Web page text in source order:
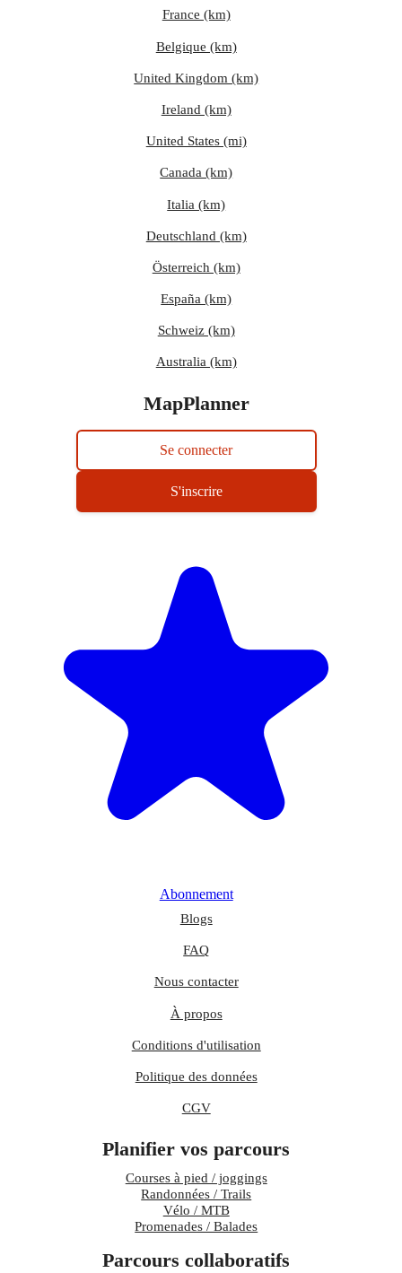
France (km)
Belgique (km)
United Kingdom (km)
Ireland (km)
United States (mi)
Canada (km)
Italia (km)
Deutschland (km)
Österreich (km)
España (km)
Schweiz (km)
Australia (km)
MapPlanner
Se connecter
S'inscrire
Abonnement
Blogs
FAQ
Nous contacter
À propos
Conditions d'utilisation
Politique des données
CGV
Planifier vos parcours
Courses à pied / joggings
Randonnées / Trails
Vélo / MTB
Promenades / Balades
Parcours collaboratifs